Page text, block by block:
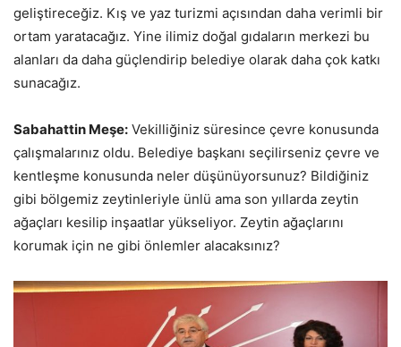
geliştireceğiz. Kış ve yaz turizmi açısından daha verimli bir
ortam yaratacağız. Yine ilimiz doğal gıdaların merkezi bu
alanları da daha güçlendirip belediye olarak daha çok katkı
sunacağız.
Sabahattin Meşe: Vekilliğiniz süresince çevre konusunda
çalışmalarınız oldu. Belediye başkanı seçilirseniz çevre ve
kentleşme konusunda neler düşünüyorsunuz? Bildiğiniz
gibi bölgemiz zeytinleriyle ünlü ama son yıllarda zeytin
ağaçları kesilip inşaatlar yükseliyor. Zeytin ağaçlarını
korumak için ne gibi önlemler alacaksınız?